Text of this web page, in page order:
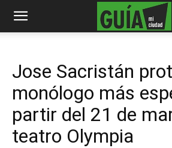
Jose Sacristán
monólogo más
partir del 21 de
teatro Olympia